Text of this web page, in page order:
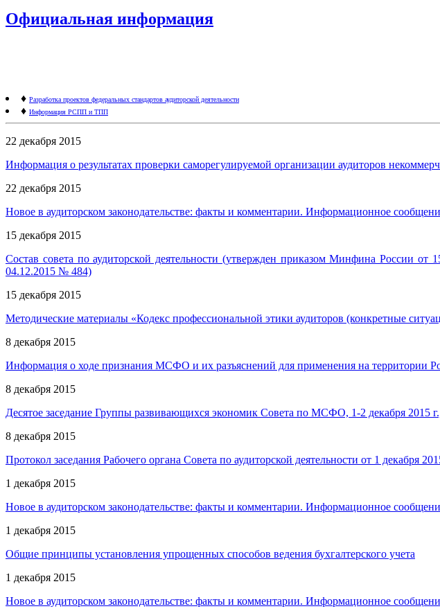
Официальная информация
♦ Разработка проектов федеральных стандартов аудиторской деятельности
♦ Информация РСПП и ТПП
22 декабря 2015
Информация о результатах проверки саморегулируемой организации аудиторов
22 декабря 2015
Новое в аудиторском законодательстве: факты и комментарии. Информационное
15 декабря 2015
Состав совета по аудиторской деятельности (утвержден приказом Минфина России
04.12.2015 № 484)
15 декабря 2015
Методические материалы «Кодекс профессиональной этики аудиторов (конкретные
8 декабря 2015
Информация о ходе признания МСФО и их разъяснений для применения на
8 декабря 2015
Десятое заседание Группы развивающихся экономик Совета по МСФО, 1-2 декабря 2015
8 декабря 2015
Протокол заседания Рабочего органа Совета по аудиторской деятельности от 1 декабря
1 декабря 2015
Новое в аудиторском законодательстве: факты и комментарии. Информационное
1 декабря 2015
Общие принципы установления упрощенных способов ведения бухгалтерского учета
1 декабря 2015
Новое в аудиторском законодательстве: факты и комментарии. Информационное